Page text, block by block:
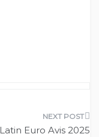
Latin Euro Avis 2025